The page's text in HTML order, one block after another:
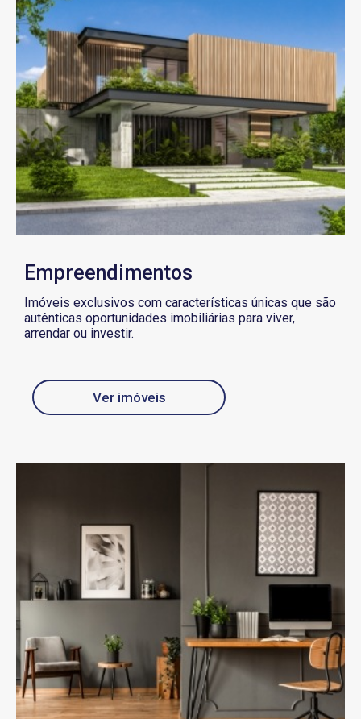
Empreendimentos
Imóveis exclusivos com características únicas que são
autênticas oportunidades imobiliárias para viver,
arrendar ou investir.
Ver imóveis